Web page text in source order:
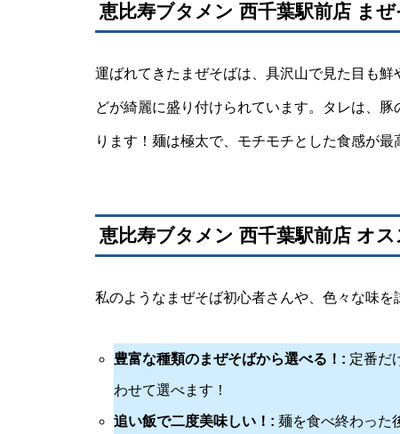
恵比寿ブタメン 西千葉駅前店 ま
運ばれてきたまぜそばは、具沢山で見た目も
どが綺麗に盛り付けられています。タレは、
ります！麺は極太で、モチモチとした食感が最
恵比寿ブタメン 西千葉駅前店 オ
私のようなまぜそば初心者さんや、色々な味を
豊富な種類のまぜそばから選べる！: 定番だ
わせて選べます！
追い飯で二度美味しい！: 麺を食べ終わった